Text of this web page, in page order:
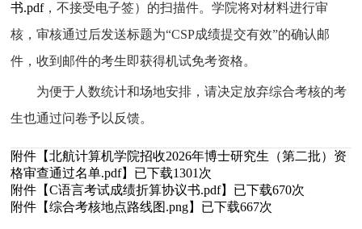
书.pdf，不接受电子签）的扫描件。学院将对材料进行审
核，审核通过后发送标题为“CSP成绩提交有效”的确认邮
件，收到邮件的考生即获得机试免考资格。
为便于人数统计和场地安排，请决定放弃综合考核的考
生也通过问卷予以反馈。
附件【北航计算机学院招收2026年博士研究生（第二批）资
格审查通过名单.pdf】已下载1301 次
附件【C语言考试成绩折算协议书.pdf】已下载670次
附件【综合考核地点路线图.png】已下载667次